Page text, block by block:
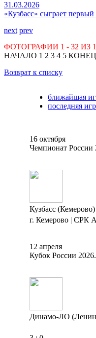
31.03.2026
«Кузбасс» сыграет
next prev
ФОТОГРАФИИ 1 - 32 ИЗ
НАЧАЛО 1 2 3 4 5 КОНЕЦ
Возврат к списку
ближайшая
последняя
16 октября
Чемпионат России
Кузбасс (Кемерово)
г. Кемерово | СРК
12 апреля
Кубок России
Динамо-ЛО